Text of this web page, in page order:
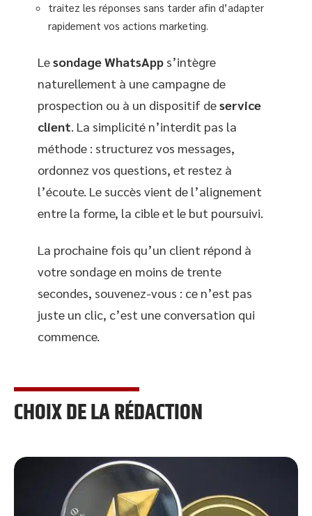
traitez les réponses sans tarder afin d’adapter
rapidement vos actions marketing.
Lesondage WhatsApp s’intègre
naturellement à une campagne de
prospection ou à un dispositif deservice
client. La simplicité n’interdit pas la
méthode : structurez vos messages,
ordonnez vos questions, et restez à
l’écoute. Le succès vient de l’alignement
entre la forme, la cible et le but poursuivi.
La prochaine fois qu’un client répond à
votre sondage en moins de trente
secondes, souvenez-vous : ce n’est pas
juste un clic, c’est une conversation qui
commence.
CHOIX DE LA RÉDACTION